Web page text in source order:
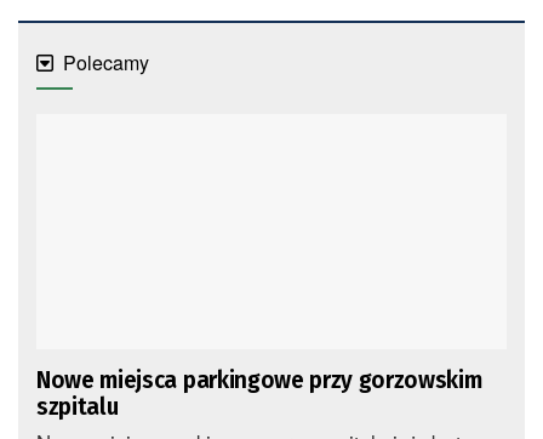
Polecamy
Nowe miejsca parkingowe przy gorzowskim
szpitalu